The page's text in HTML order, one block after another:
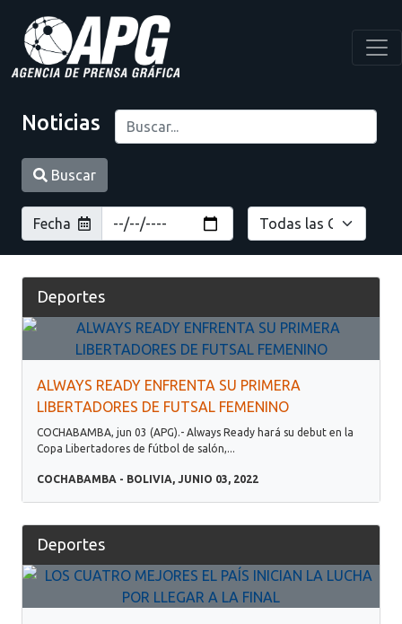
Noticias
Buscar
Fecha
Deportes
ALWAYS READY ENFRENTA SU PRIMERA
LIBERTADORES DE FUTSAL FEMENINO
COCHABAMBA, jun 03 (APG).- Always Ready hará su debut en la
Copa Libertadores de fútbol de salón,...
COCHABAMBA - BOLIVIA, JUNIO 03, 2022
Deportes